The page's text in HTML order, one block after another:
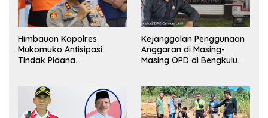
Himbauan Kapolres
Mukomuko Antisipasi
Tindak Pidana
Kejanggalan Penggunaan
Anggaran di Masing-
Masing OPD di Bengkulu